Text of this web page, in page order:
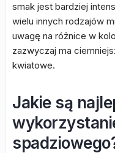
smak jest bardziej
wielu innych rodzajów
uwagę na różnice w
zazwyczaj ma
kwiatowe.
Jakie są